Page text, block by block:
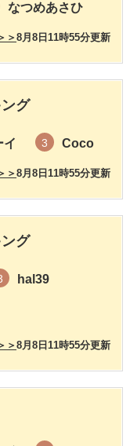
なつめあさひ
8月8日11時55分更新
＞
グ
イ 3 Coco
8月8日11時55分更新
＞
グ
hal39
8月8日11時55分更新
＞